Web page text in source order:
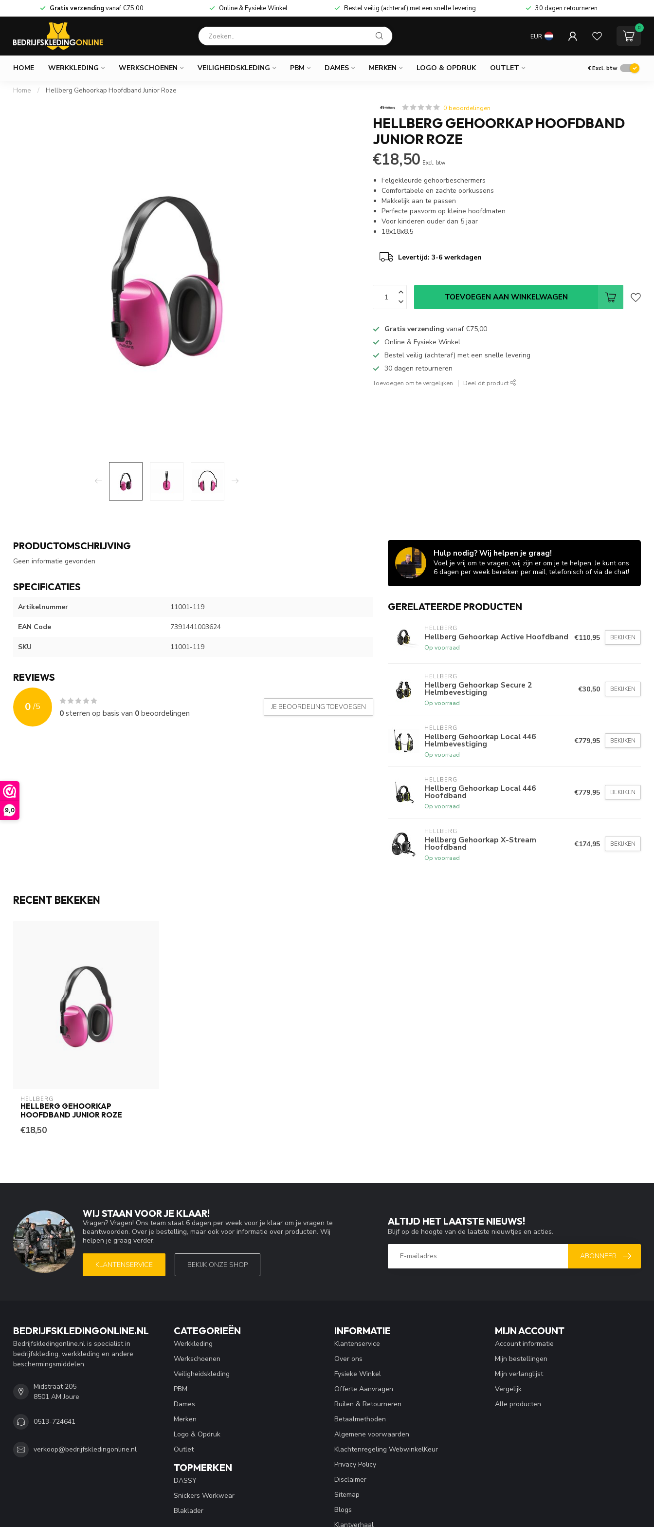
9,0
Gratis verzendingvanaf€75,00 Online & Fysieke Winkel Bestel veilig (achteraf) met een snelle levering 30 dagen retourneren
EUR
0
HOME WERKKLEDING WERKSCHOENEN VEILIGHEIDSKLEDING PBM DAMES MERKEN LOGO & OPDRUK OUTLET €Excl. btw
Home / Hellberg Gehoorkap Hoofdband Junior Roze
0 beoordelingen
HELLBERG GEHOORKAP HOOFDBAND
JUNIOR ROZE
€18,50 Excl. btw
Felgekleurde gehoorbeschermers
Comfortabele en zachte oorkussens
Makkelijk aan te passen
Perfecte pasvorm op kleine hoofdmaten
Voor kinderen ouder dan 5 jaar
18x18x8.5
Levertijd: 3-6 werkdagen
TOEVOEGEN AAN WINKELWAGEN
Gratis verzending vanaf€75,00
Online & Fysieke Winkel
Bestel veilig (achteraf) met een snelle levering
30 dagen retourneren
Toevoegen om te vergelijken Deel dit product
PRODUCTOMSCHRIJVING
Geen informatie gevonden
SPECIFICATIES
Artikelnummer 11001-119
EAN Code 7391441003624
SKU 11001-119
REVIEWS
0 /5
0sterren op basis van 0beoordelingen
JE BEOORDELING TOEVOEGEN
Hulp nodig? Wij helpen je graag!
Voel je vrij om te vragen, wij zijn er om je te helpen. Je kunt ons
6 dagen per week bereiken per mail, telefonisch of via de chat!
GERELATEERDE PRODUCTEN
HELLBERG
Hellberg Gehoorkap Active Hoofdband
Op voorraad
€110,95 BEKIJKEN
HELLBERG
Hellberg Gehoorkap Secure 2
Helmbevestiging
Op voorraad
€30,50 BEKIJKEN
HELLBERG
Hellberg Gehoorkap Local 446
Helmbevestiging
Op voorraad
€779,95 BEKIJKEN
HELLBERG
Hellberg Gehoorkap Local 446
Hoofdband
Op voorraad
€779,95 BEKIJKEN
HELLBERG
Hellberg Gehoorkap X-Stream
Hoofdband
Op voorraad
€174,95 BEKIJKEN
RECENT BEKEKEN
HELLBERG
HELLBERG GEHOORKAP
HOOFDBAND JUNIOR ROZE
€18,50
WIJ STAAN VOOR JE KLAAR!
Vragen? Vragen! Ons team staat 6 dagen per week voor je klaar om je vragen te
beantwoorden. Over je bestelling, maar ook voor informatie over producten. Wij
helpen je graag verder.
KLANTENSERVICE BEKIJK ONZE SHOP
ALTIJD HET LAATSTE NIEUWS!
Blijf op de hoogte van de laatste nieuwtjes en acties.
ABONNEER
BEDRIJFSKLEDINGONLINE.NL
Bedrijfskledingonline.nl is specialist in
bedrijfskleding, werkkleding en andere
beschermingsmiddelen.
Midstraat 205
8501 AM Joure
0513-724641
verkoop@bedrijfskledingonline.nl
CATEGORIEËN
Werkkleding
Werkschoenen
Veiligheidskleding
PBM
Dames
Merken
Logo & Opdruk
Outlet
TOPMERKEN
DASSY
Snickers Workwear
Blaklader
INFORMATIE
Klantenservice
Over ons
Fysieke Winkel
Offerte Aanvragen
Ruilen & Retourneren
Betaalmethoden
Algemene voorwaarden
Klachtenregeling WebwinkelKeur
Privacy Policy
Disclaimer
Sitemap
Blogs
Klantverhaal
MIJN ACCOUNT
Account informatie
Mijn bestellingen
Mijn verlanglijst
Vergelijk
Alle producten